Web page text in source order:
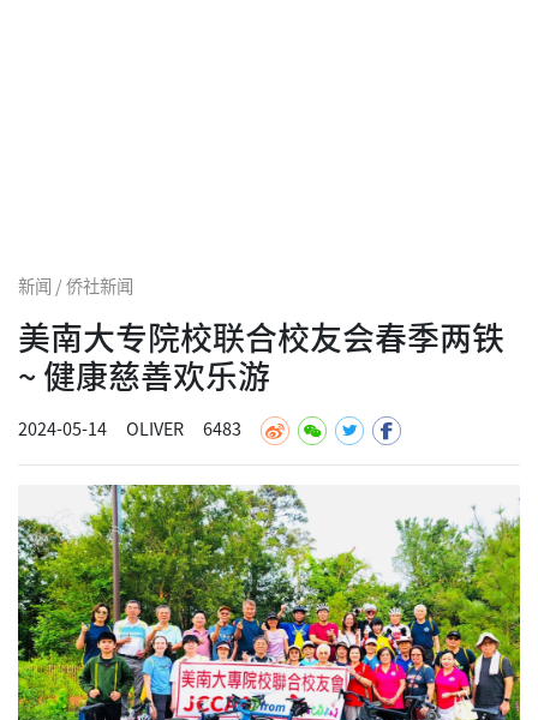
新闻 / 侨社新闻
美南大专院校联合校友会春季两铁
~ 健康慈善欢乐游
2024-05-14 OLIVER 6483